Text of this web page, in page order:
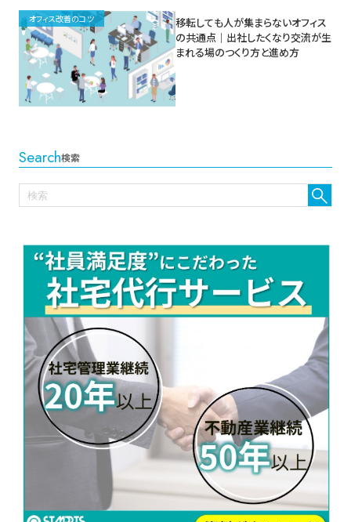
オフィス改善のコツ
移転しても人が集まらないオフィス
の共通点｜出社したくなり交流が生
まれる場のつくり方と進め方
Search検索